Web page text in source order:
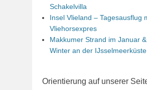
Schakelvilla
Insel Vlieland – Tagesausflug
Vliehorsexpres
Makkumer Strand im Januar
Winter an der IJsselmeerküste
Orientierung auf unserer